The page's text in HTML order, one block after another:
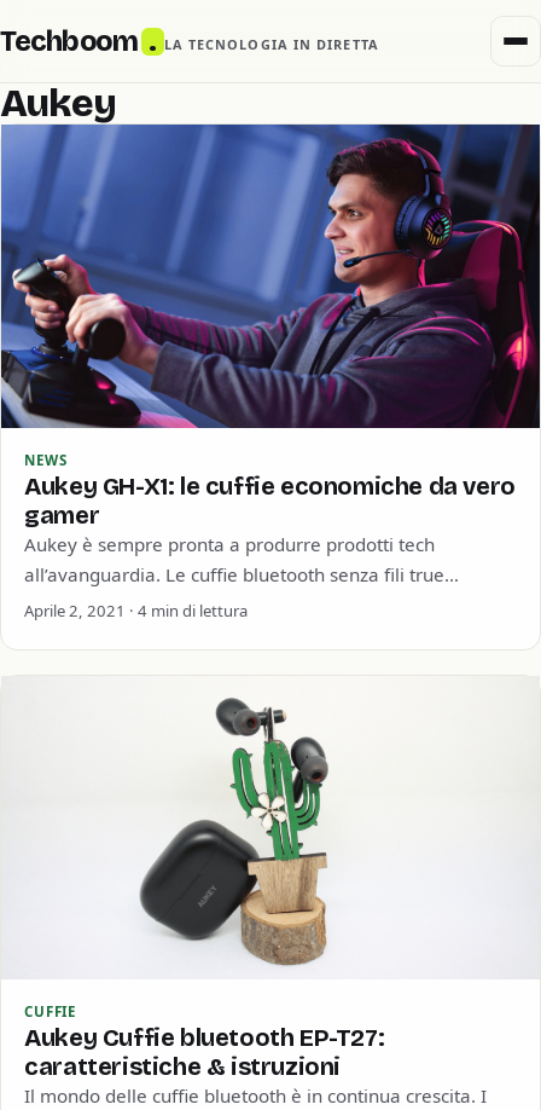
Techboom . LA TECNOLOGIA IN DIRETTA
Aukey
NEWS
Aukey GH-X1: le cuffie economiche da vero
gamer
Aukey è sempre pronta a produrre prodotti tech
all’avanguardia. Le cuffie bluetooth senza fili true
wireless Aukey sono ad esempio il cavallo…
Aprile 2, 2021 · 4 min di lettura
CUFFIE
Aukey Cuffie bluetooth EP-T27:
caratteristiche & istruzioni
Il mondo delle cuffie bluetooth è in continua crescita. I